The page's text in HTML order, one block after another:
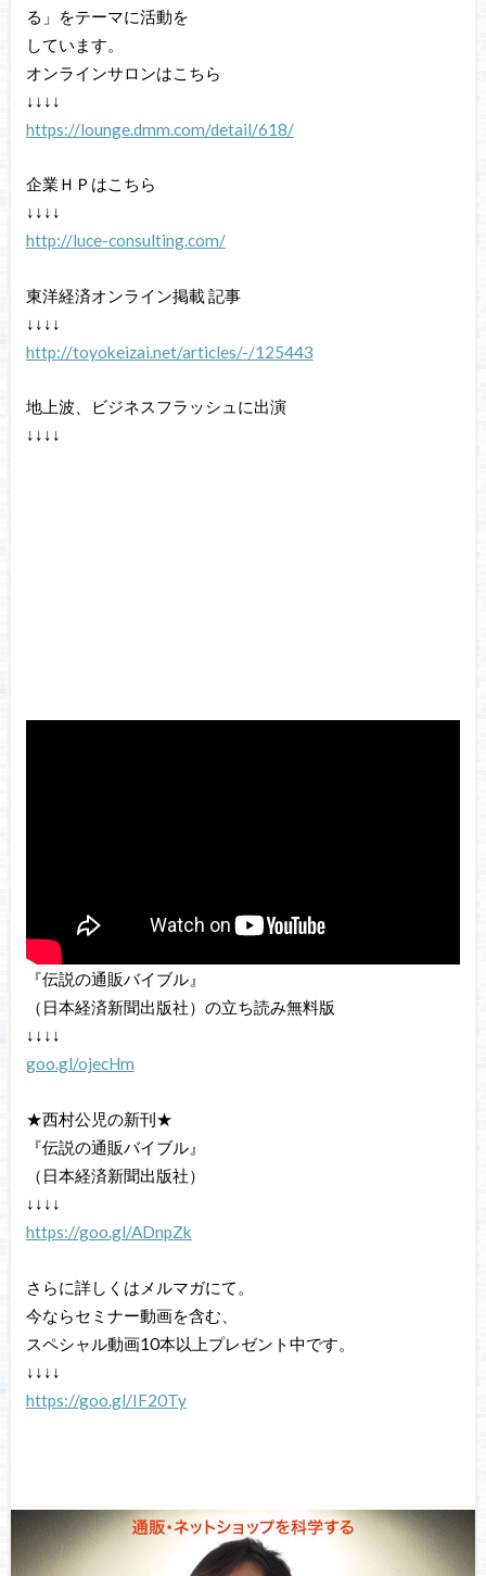
る」をテーマに活動を
しています。
オンラインサロンはこちら
↓↓↓↓
https://lounge.dmm.com/detail/618/
企業ＨＰはこちら
↓↓↓↓
http://luce-consulting.com/
東洋経済オンライン掲載 記事
↓↓↓↓
http://toyokeizai.net/articles/-/125443
地上波、ビジネスフラッシュに出演
↓↓↓↓
『伝説の通販バイブル』
（日本経済新聞出版社）の立ち読み無料版
↓↓↓↓
goo.gl/ojecHm
★西村公児の新刊★
『伝説の通販バイブル』
（日本経済新聞出版社）
↓↓↓↓
https://goo.gl/ADnpZk
さらに詳しくはメルマガにて。
今ならセミナー動画を含む、
スペシャル動画10本以上プレゼント中です。
↓↓↓↓
https://goo.gl/IF20Ty